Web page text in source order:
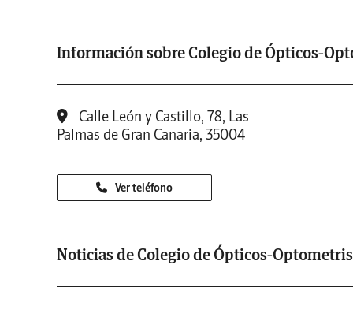
Información sobre Colegio de Ópticos-
Calle León y Castillo, 78, Las
Palmas de Gran Canaria, 35004
Ver teléfono
Noticias de Colegio de Ópticos-